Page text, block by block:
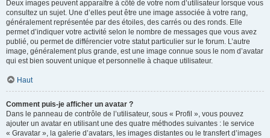
Deux images peuvent apparaître à côté de votre nom d’utilisateur lorsque vous
consultez un sujet. Une d’elles peut être une image associée à votre rang,
généralement représentée par des étoiles, des carrés ou des ronds. Elle
permet d’indiquer votre activité selon le nombre de messages que vous avez
publié, ou permet de différencier votre statut particulier sur le forum. L’autre
image, généralement plus grande, est une image connue sous le nom d’avatar
qui est bien souvent unique et personnelle à chaque utilisateur.
Haut
Comment puis-je afficher un avatar ?
Dans le panneau de contrôle de l’utilisateur, sous « Profil », vous pouvez
ajouter un avatar en utilisant une des quatre méthodes suivantes : le service
« Gravatar », la galerie d’avatars, les images distantes ou le transfert d’images